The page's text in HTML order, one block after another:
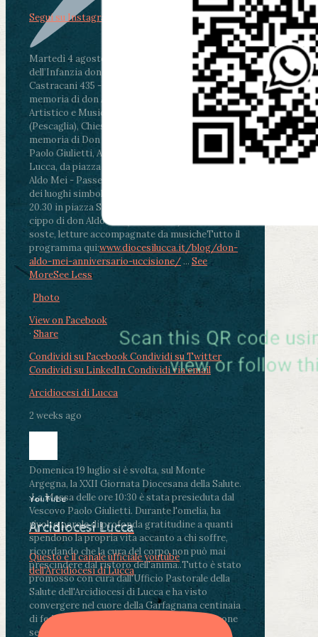
Martedì 4 agosto2026
ore 11:30 - Lucca, Scuola
dell’Infanzia don Aldo Mei - Viale Castruccio
Castracani 435 - Inaugurazione murales in
memoria di don Aldo Mei curato dal Liceo
Artistico e Musicale “Passaglia”
ore 18 - Fiano
(Pescaglia), Chiesa parrocchiale - Messa in
memoria di Don Aldo Mei celebrata da mons.
Paolo Giulietti, Arcivescovo di Lucca
ore 20.30 -
Lucca, da piazza San Michele al Cippo di don
Aldo Mei - Passeggiata della Memoria in alcuni
dei luoghi simbolo della città. Ritrovo alle ore
20.30 in piazza San Michele con conclusione al
cippo di don Aldo Mei (Porta Elisa). Durante le
soste, letture accompagnate da musicheTutto il
programma qui:www.diocesilucca.it/blog/don-
aldo-mei-anniversario-uccisione/ ... See
MoreSee Less
Photo
View on Facebook
· Share
Condividi su FacebookCondividi su Twitter
Condividi su LinkedInCondividi via email
Arcidiocesi di Lucca
2 weeks ago
Domenica 19 luglio si è svolta, sul Monte
Argegna, la XXII Giornata Diocesana della Salute.
.La Messa delle ore 10:30 è stata presieduta dal
Vescovo Paolo Giulietti. Durante l'omelia, ha
rivolto parole di profonda gratitudine a quanti
spendono la propria vita accanto a chi soffre,
ricordando che la cura del corpo non può mai
prescindere dal ristoro dell'anima..Tutto è stato
promosso con cura dall'Ufficio Pastorale della
Salute dell'Arcidiocesi di Lucca e ha visto
convergere nel cuore della Garfagnana centinaia
di fedeli, operatori sanitari, volontari e persone
segnate dalla malattia.
Segui su Instagram
YouTube
Arcidiocesi Lucca
Questo è il canale ufficiale youtube
dell'Arcidiocesi di Lucca